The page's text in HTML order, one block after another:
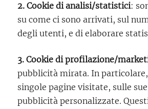
2. Cookie di analisi/statistici:
su come ci sono arrivati, sul
degli utenti, e di elaborare
3. Cookie di profilazione/
pubblicità mirata. In
singole pagine visitate, sulle
pubblicità personalizzate.